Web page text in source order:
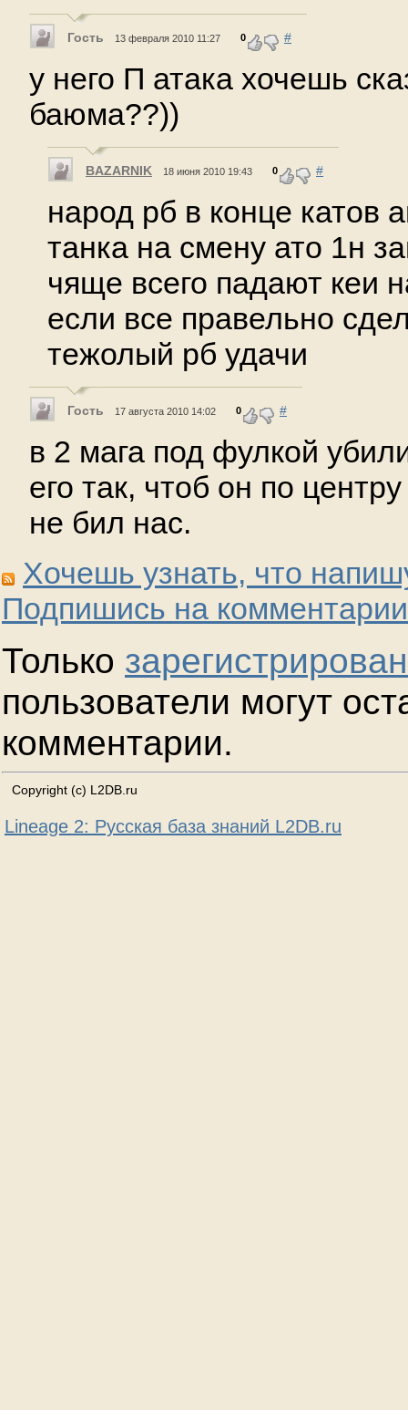
Гость 13 февраля 2010 11:27 0 #
у него П атака хочешь
баюма??))
BAZARNIK 18 июня 2010 19:43 0 #
народ рб в конце катов
танка на смену ато 1н
чяще всего падают кеи
если все правельно
тежолый рб удачи
Гость 17 августа 2010 14:02 0 #
в 2 мага под фулкой
его так, чтоб он по
не бил нас.
Хочешь узнать, что
Подпишись на
Только
пользователи могут
комментарии.
Copyright (c) L2DB.ru
Lineage 2: Русская база знаний L2DB.ru